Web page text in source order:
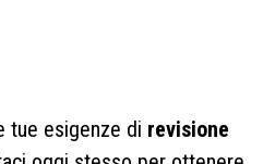
tue esigenze di revisione